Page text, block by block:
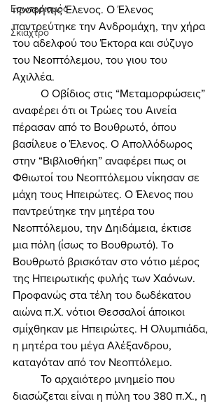
Εσωτερισμός
Σκιάχτρο
προφήτης Έλενος. Ο Έλενος
παντρεύτηκε την Ανδρομάχη, την χήρα
του αδελφού του Έκτορα και σύζυγο
του Νεοπτόλεμου, του γιου του
Αχιλλέα.
αναφέρει ότι οι Τρώες του Αινεία
πέρασαν από το Βουθρωτό, όπου
βασίλευε ο Έλενος. Ο Απολλόδωρος
στην “Βιβλιοθήκη” αναφέρει πως οι
Φθιωτοί του Νεοπτόλεμου νίκησαν σε
μάχη τους Ηπειρώτες. Ο Έλενος που
παντρεύτηκε την μητέρα του
Νεοπτόλεμου, την Δηιδάμεια, έκτισε
μια πόλη (ίσως το Βουθρωτό). To
Βουθρωτό βρισκόταν στο νότιο μέρος
της Ηπειρωτικής φυλής των Χαόνων.
Προφανώς στα τέλη του δωδέκατου
αιώνα π.Χ. νότιοι Θεσσαλοί άποικοι
σμίχθηκαν με Ηπειρώτες. Η Ολυμπιάδα,
η μητέρα του μέγα Αλέξανδρου,
καταγόταν από τον Νεοπτόλεμο.
διασώζεται είναι η πύλη του 380 π.Χ., η